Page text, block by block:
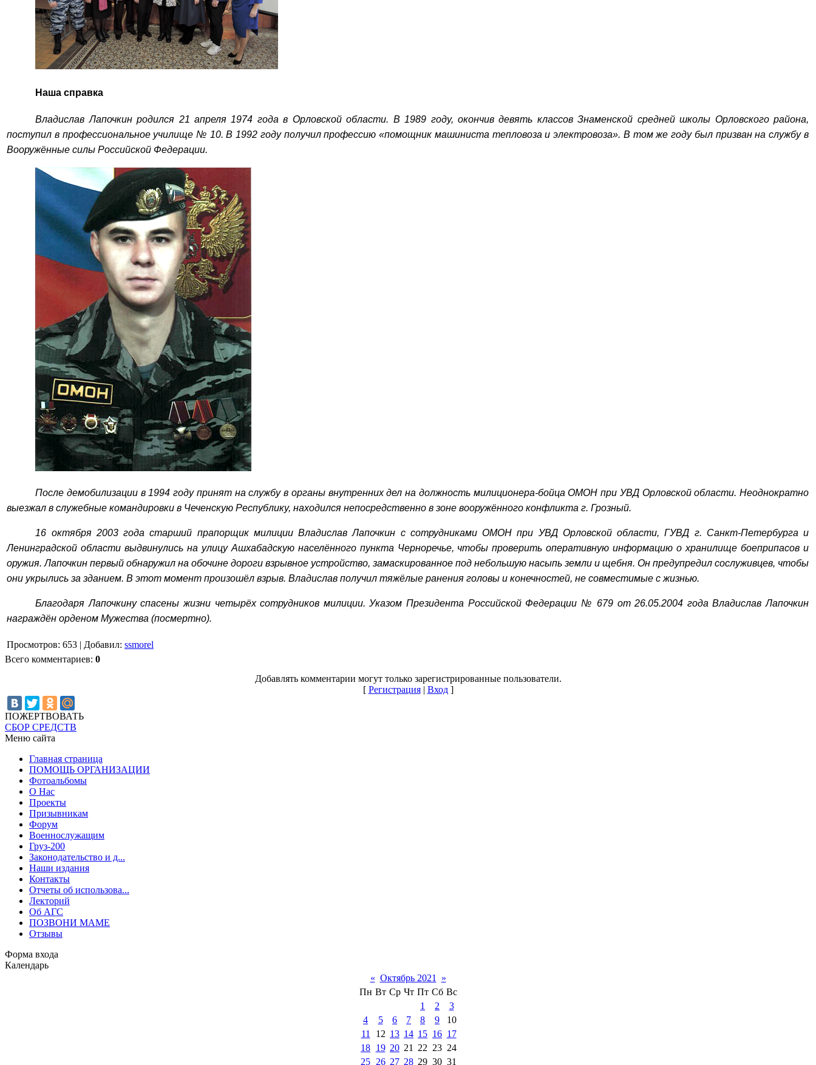
Наша справка
Владислав Лапочкин родился 21 апреля 1974 года в Орловской области. В 1989 году, окончив девять классов Знаменской средней школы Орловского района,
поступил в профессиональное училище № 10. В 1992 году получил профессию «помощник машиниста тепловоза и электровоза». В том же году был призван на службу в
Вооружённые силы Российской Федерации.
После демобилизации в 1994 году принят на службу в органы внутренних дел на должность милиционера-бойца ОМОН при УВД Орловской области. Неоднократно
выезжал в служебные командировки в Чеченскую Республику, находился непосредственно в зоне вооружённого конфликта г. Грозный.
16 октября 2003 года старший прапорщик милиции Владислав Лапочкин с сотрудниками ОМОН при УВД Орловской области, ГУВД г. Санкт-Петербурга и
Ленинградской области выдвинулись на улицу Ашхабадскую населённого пункта Черноречье, чтобы проверить оперативную информацию о хранилище боеприпасов и
оружия. Лапочкин первый обнаружил на обочине дороги взрывное устройство, замаскированное под небольшую насыпь земли и щебня. Он предупредил сослуживцев, чтобы
они укрылись за зданием. В этот момент произошёл взрыв. Владислав получил тяжёлые ранения головы и конечностей, не совместимые с жизнью.
Благодаря Лапочкину спасены жизни четырёх сотрудников милиции. Указом Президента Российской Федерации № 679 от 26.05.2004 года Владислав Лапочкин
награждён орденом Мужества (посмертно).
Просмотров: 653 | Добавил: ssmorel
Всего комментариев: 0
Добавлять комментарии могут только зарегистрированные пользователи.
[ Регистрация| Вход]
ПОЖЕРТВОВАТЬ
СБОР СРЕДСТВ
Меню сайта
Главная страница
ПОМОЩЬ ОРГАНИЗАЦИИ
Фотоальбомы
О Нас
Проекты
Призывникам
Форум
Военнослужащим
Груз-200
Законодательство и д...
Наши издания
Контакты
Отчеты об использова...
Лекторий
Об АГС
ПОЗВОНИ МАМЕ
Отзывы
Форма входа
Календарь
« Октябрь 2021
»
Пн Вт Ср Чт Пт Сб Вс
1
2
3
4
5 6 7 8 9
10
11
12 13 14 15 16 17
18 19 20 21 22 23 24
25 26 27 28 29 30 31